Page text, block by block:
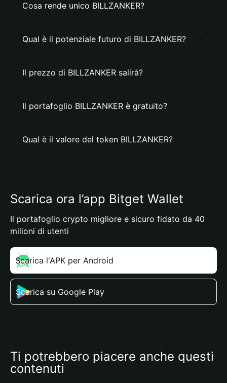
Cosa rende unico BILLZANKER?
Qual è il potenziale futuro di BILLZANKER?
Il prezzo di BILLZANKER salirà?
Il portafoglio BILLZANKER è gratuito?
Qual è il valore del token BILLZANKER?
Scarica ora l’app Bitget Wallet
Il portafoglio crypto migliore e sicuro fidato da 40
milioni di utenti
Scarica l'APK per Android
Scarica su Google Play
Ti potrebbero piacere anche questi
contenuti